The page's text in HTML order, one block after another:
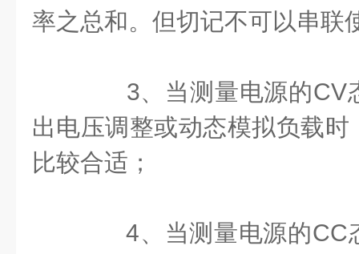
率之总和。但切记不可以串联
3、当测量电源的CV
出电压调整或动态模拟负载
比较合适；
4、当测量电源的CC